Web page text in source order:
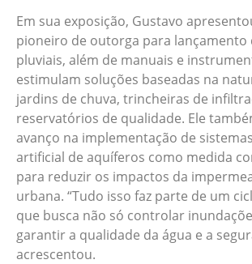
Em sua exposição, Gustavo
pioneiro de outorga para lançamento
pluviais, além de manuais e
estimulam soluções baseadas na
jardins de chuva, trincheiras de
reservatórios de qualidade. Ele
avanço na implementação de
artificial de aquíferos como medida
para reduzir os impactos da
urbana. “Tudo isso faz parte de um
que busca não só controlar
garantir a qualidade da água e a
acrescentou.